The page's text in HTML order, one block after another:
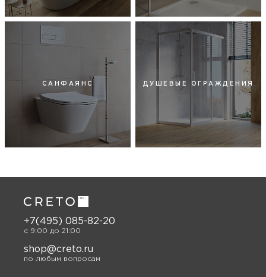
САНФАЯНС ДУШЕВЫЕ ОГРАЖДЕНИЯ
+7(495) 085-82-20
c 9:00 до 21:00
shop@creto.ru
по любым вопросам